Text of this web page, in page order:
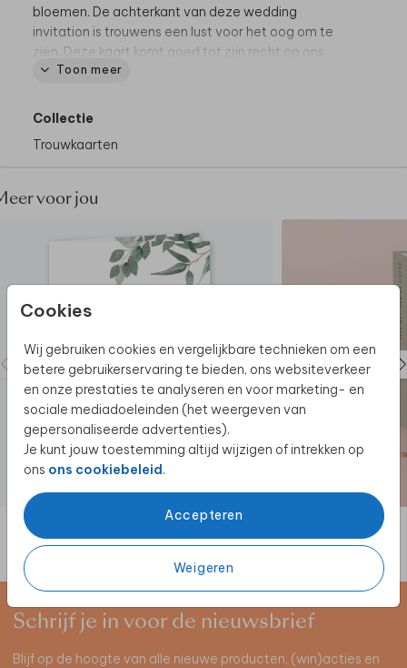
Cookies
Wij gebruiken cookies en vergelijkbare technieken om een
betere gebruikerservaring te bieden, ons websiteverkeer
en onze prestaties te analyseren en voor marketing- en
sociale mediadoeleinden (het weergeven van
gepersonaliseerde advertenties).
Je kunt jouw toestemming altijd wijzigen of intrekken op
ons ons cookiebeleid.
Accepteren
Weigeren
bloemen. De achterkant van deze wedding
invitation is trouwens een lust voor het oog om te
zien. Deze kaart komt goed tot zijn recht op ons
matte natuurkarton papier.
Toon meer
Collectie
Trouwkaarten
voor jou
TROUWKAART
Schrijf je in voor de nieuwsbrief
Blijf op de hoogte van alle nieuwe producten, (win)acties en